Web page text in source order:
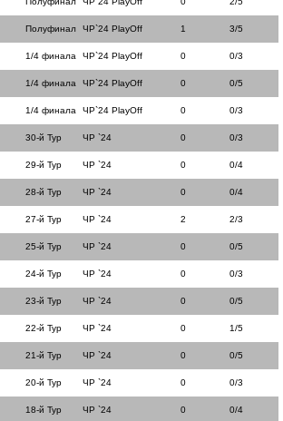
Полуфинал ЧР`24 PlayOff 1 3/5
1/4 финала ЧР`24 PlayOff 0 0/3
1/4 финала ЧР`24 PlayOff 0 0/5
1/4 финала ЧР`24 PlayOff 0 0/3
30-й Тур ЧР `24 0 0/3
29-й Тур ЧР `24 0 0/4
28-й Тур ЧР `24 0 0/4
27-й Тур ЧР `24 2 2/3
25-й Тур ЧР `24 0 0/5
24-й Тур ЧР `24 0 0/3
23-й Тур ЧР `24 0 0/5
22-й Тур ЧР `24 0 1/5
21-й Тур ЧР `24 0 0/5
20-й Тур ЧР `24 0 0/3
18-й Тур ЧР `24 0 0/4